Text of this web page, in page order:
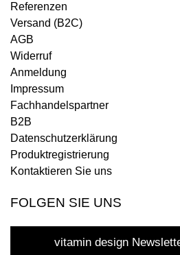
Referenzen
Versand (B2C)
AGB
Widerruf
Anmeldung
Impressum
Fachhandelspartner
B2B
Datenschutzerklärung
Produktregistrierung
Kontaktieren Sie uns
FOLGEN SIE UNS
vitamin design